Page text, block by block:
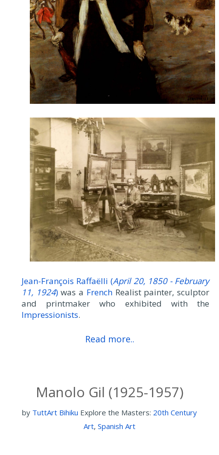
Jean-François Raffaëlli (April 20, 1850 - February
11, 1924)was a FrenchRealist painter, sculptor
and printmaker who exhibited with the
Impressionists.
Read more..
Manolo Gil (1925-1957)
by TuttArt Bihiku Explore the Masters: 20th Century
Art, Spanish Art